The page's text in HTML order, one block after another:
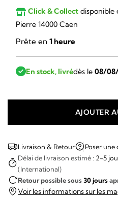
Click & Collect disponible
Pierre 14000 Caen
Prête en 1 heure
En stock, livrédès le 08/
LIP
-
Nautic
666
AJOUTER
Livraison & Retour Poser une
Délai de livraison estimé : 2-5
(International)
Retour possible sous30 jours
Voir les informations sur les